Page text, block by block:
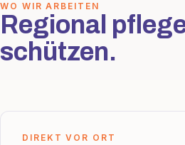
WO WIR ARBEITEN
Regional
schützen.
DIREKT VOR ORT